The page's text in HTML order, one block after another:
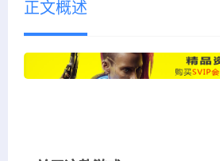
正文概述